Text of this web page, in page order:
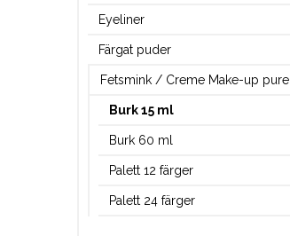
Eyeliner
Färgat puder
Fetsmink / Creme Make-up pure
Burk 15 ml
Burk 60 ml
Palett 12 färger
Palett 24 färger